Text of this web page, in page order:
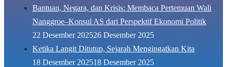
Bantuan, Negara, dan Krisis: Membaca Pertemuan Wali
Nanggroe–Konsul AS dari Perspektif Ekonomi Politik
22 Desember 202526 Desember 2025
Ketika Langit Ditutup, Sejarah Mengingatkan Kita
18 Desember 202518 Desember 2025